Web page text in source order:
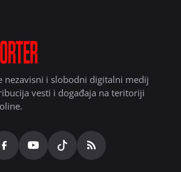
nezavisni i slobodni digitalni medij
vesti i događaja na teritoriji